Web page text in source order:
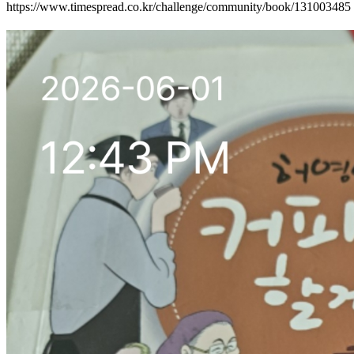
https://www.timespread.co.kr/challenge/community/book/131003485